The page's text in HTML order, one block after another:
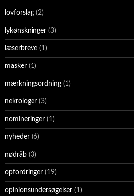
lovforslag (2)
lykønskninger (3)
læserbreve (1)
masker (1)
mærkningsordning (1)
nekrologer (3)
nomineringer (1)
nyheder (6)
nødråb (3)
opfordringer (19)
opinionsundersøgelser (1)